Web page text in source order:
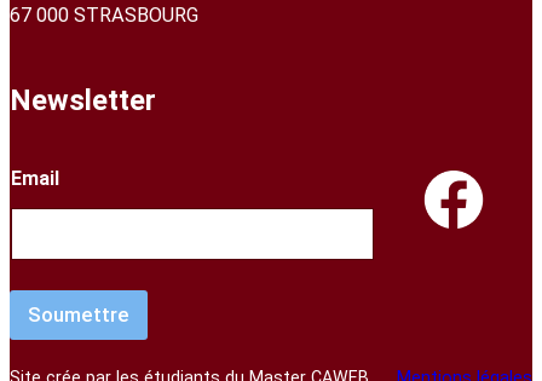
67 000 STRASBOURG
Newsletter
Email
Soumettre